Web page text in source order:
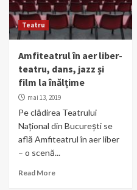
Teatru
Amfiteatrul în aer liber-
teatru, dans, jazz și
film la înălțime
mai 13, 2019
Pe clădirea Teatrului
Național din București se
află Amfiteatrul în aer liber
– o scenă...
Read More